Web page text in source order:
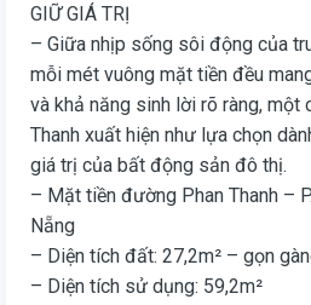
GIỮ GIÁ TRỊ
– Giữa nhịp sống sôi động của
mỗi mét vuông mặt tiền đều
và khả năng sinh lời rõ ràng, một
Thanh xuất hiện như lựa chọn
giá trị của bất động sản đô thị.
– Mặt tiền đường Phan Thanh –
Nẵng
– Diện tích đất: 27,2m² – gọn
– Diện tích sử dụng: 59,2m²